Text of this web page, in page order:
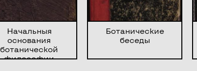
Начальныя
основания
ботанической
философии
Ботанические
беседы